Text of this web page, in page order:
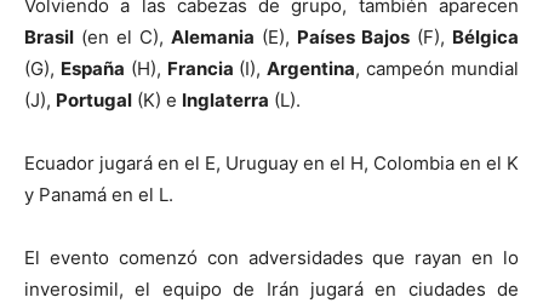
Volviendo a las cabezas de grupo, también aparecen
Brasil (en el C), Alemania (E), Países Bajos (F), Bélgica
(G), España (H), Francia (I),Argentina, campeón mundial
(J), Portugal (K) e Inglaterra (L).
Ecuador jugará en el E, Uruguay en el H, Colombia en el K
y Panamá en el L.
El evento comenzó con adversidades que rayan en lo
inverosimil, el equipo de Irán jugará en ciudades de